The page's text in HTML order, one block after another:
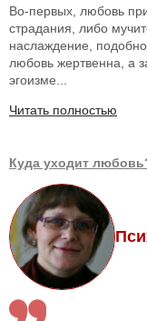
Во-первых, любовь
страдания, либо
наслаждение,
любовь жертвенна, а
эгоизме...
Читать полностью
Куда уходит